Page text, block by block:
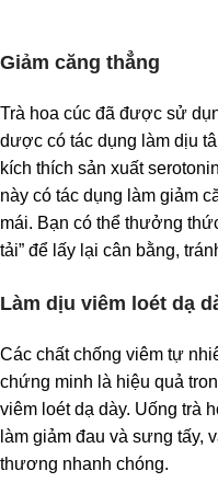
Giảm căng thẳng
Trà hoa cúc đã được sử
dược có tác dụng làm dịu
kích thích sản xuất
này có tác dụng làm giảm
mái. Bạn có thể thưởng
tải” để lấy lại cân bằng,
Làm dịu viêm loét dạ
Các chất chống viêm tự
chứng minh là hiệu quả
viêm loét dạ dày. Uống trà
làm giảm đau và sưng tấy,
thương nhanh chóng.